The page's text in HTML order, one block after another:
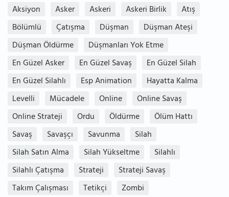
Aksiyon
Asker Askeri Askeri Birlik
Atış
Bölümlü
Çatışma Düşman
Düşman Ateşi
Düşman Öldürme
Düşmanları Yok Etme
En Güzel Asker
En Güzel Savaş
En Güzel Silah
En Güzel Silahlı
Esp Animation
Hayatta Kalma
Levelli
Mücadele Online
Online Savaş
Online Strateji
Ordu Öldürme
Ölüm Hattı
Savaş
Savaşçı Savunma
Silah
Silah Satın Alma
Silah Yükseltme
Silahlı
Silahlı Çatışma
Strateji
Strateji Savaş
Takım Çalışması
Tetikçi Zombi